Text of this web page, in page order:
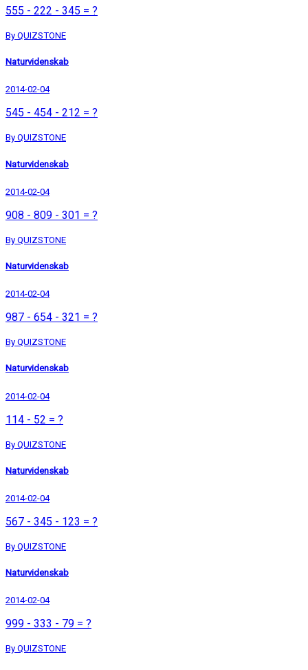
555 - 222 - 345 = ?
By QUIZSTONE
Naturvidenskab
2014-02-04
545 - 454 - 212 = ?
By QUIZSTONE
Naturvidenskab
2014-02-04
908 - 809 - 301 = ?
By QUIZSTONE
Naturvidenskab
2014-02-04
987 - 654 - 321 = ?
By QUIZSTONE
Naturvidenskab
2014-02-04
114 - 52 = ?
By QUIZSTONE
Naturvidenskab
2014-02-04
567 - 345 - 123 = ?
By QUIZSTONE
Naturvidenskab
2014-02-04
999 - 333 - 79 = ?
By QUIZSTONE